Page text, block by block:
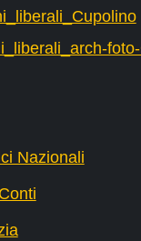
Nazionali